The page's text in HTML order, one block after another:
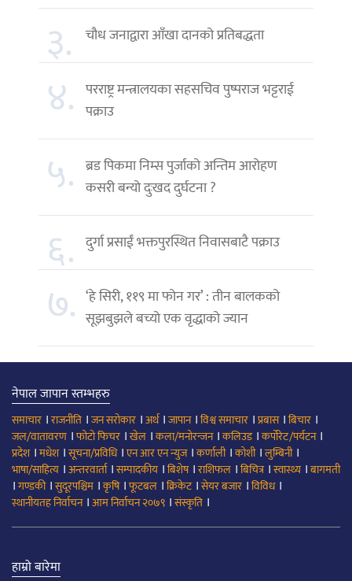
३. चौध जनाद्वारा आँखा दानको प्रतिबद्धता
४. परराष्ट्र मन्त्रालयका सहसचिव पुष्पराज भट्टराई
पक्राउ
५. ब्रड पिकमा निम्स पुर्जाको अन्तिम आरोहण
कसरी बन्यो दुःखद दुर्घटना ?
६. दुर्गा प्रसाईं भक्तपुरस्थित निवासबाटै पक्राउ
७. ‘हे सिरी, ११९ मा फोन गर’ : तीन बालकको
सूझबुझले बच्यो एक वृद्धाको ज्यान
नेपाल जापान स्तम्भहरु
समाचार ।राजनीति ।जन सरोकार ।अर्थ।जापान।विश्व समाचार ।प्रबास।बिचार ।
जल/वातावरण ।फोटो फिचर ।खेल ।कला/मनोरन्जन।कलिउड।कर्पोरेट/पर्यटन।
प्रदेश।मधेश।सूचना/प्रविधि।एन आर एन न्युज।कर्णाली।कोशी।लुम्बिनी।
भाषा/साहित्य ।अन्तरवार्ता।सम्पादकीय ।बिशेष।राशिफल ।बिचित्र।स्वास्थ्य ।बागमती
।गण्डकी।सुदूरपश्चिम ।कृषि।फूटबल ।क्रिकेट।सेयर बजार ।विविध।
स्थानीयतह निर्वाचन।आम निर्वाचन २०७९ ।संस्कृति ।
हाम्रो बारेमा